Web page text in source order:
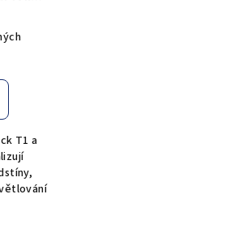
T1 a